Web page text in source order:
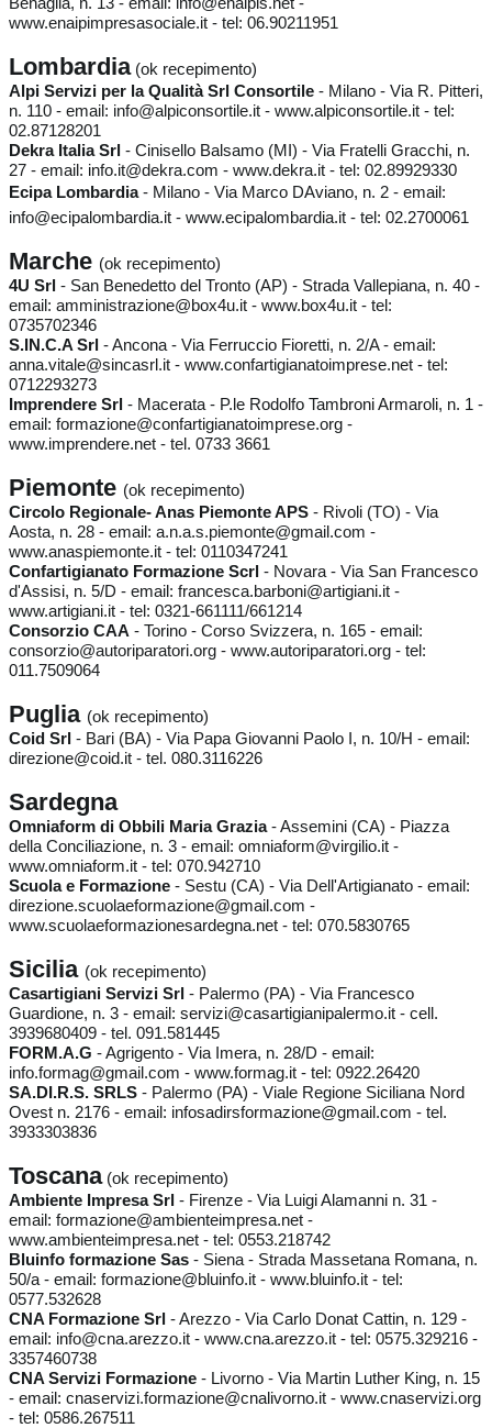
www.enaipimpresasociale.it - tel: 06.90211951
Lombardia(ok recepimento)
Alpi Servizi per la Qualità Srl Consortile - Milano - Via R. Pitteri,
n. 110 - email: info@alpiconsortile.it - www.alpiconsortile.it - tel:
02.87128201
Dekra Italia Srl - Cinisello Balsamo (MI) - Via Fratelli Gracchi, n.
27 - email: info.it@dekra.com - www.dekra.it - tel: 02.89929330
Ecipa Lombardia- Milano - Via Marco DAviano, n. 2 - email:
info@ecipalombardia.it - www.ecipalombardia.it - tel: 02.2700061
Marche (ok recepimento)
4U Srl - San Benedetto del Tronto (AP) - Strada Vallepiana, n. 40 -
email: amministrazione@box4u.it - www.box4u.it - tel:
0735702346
S.IN.C.A Srl - Ancona - Via Ferruccio Fioretti, n. 2/A - email:
anna.vitale@sincasrl.it - www.confartigianatoimprese.net - tel:
0712293273
Imprendere Srl - Macerata - P.le Rodolfo Tambroni Armaroli, n. 1 -
email: formazione@confartigianatoimprese.org -
www.imprendere.net - tel. 0733 3661
Piemonte (ok recepimento)
Circolo Regionale- Anas Piemonte APS - Rivoli (TO) - Via
Aosta, n. 28 - email: a.n.a.s.piemonte@gmail.com -
www.anaspiemonte.it - tel: 0110347241
Confartigianato Formazione Scrl - Novara - Via San Francesco
d'Assisi, n. 5/D - email: francesca.barboni@artigiani.it -
www.artigiani.it - tel: 0321-661111/661214
Consorzio CAA - Torino - Corso Svizzera, n. 165 - email:
consorzio@autoriparatori.org - www.autoriparatori.org - tel:
011.7509064
Puglia (ok recepimento)
Coid Srl - Bari (BA) - Via Papa Giovanni Paolo I, n. 10/H - email:
direzione@coid.it - tel. 080.3116226
Sardegna
Omniaform di Obbili Maria Grazia- Assemini (CA) - Piazza
della Conciliazione, n. 3 - email: omniaform@virgilio.it -
www.omniaform.it - tel: 070.942710
Scuola e Formazione - Sestu (CA) - Via Dell'Artigianato - email:
direzione.scuolaeformazione@gmail.com -
www.scuolaeformazionesardegna.net - tel: 070.5830765
Sicilia (ok recepimento)
Casartigiani Servizi Srl - Palermo (PA) - Via Francesco
Guardione, n. 3 - email: servizi@casartigianipalermo.it - cell.
3939680409 - tel. 091.581445
FORM.A.G - Agrigento - Via Imera, n. 28/D - email:
info.formag@gmail.com - www.formag.it - tel: 0922.26420
SA.DI.R.S. SRLS - Palermo (PA) - Viale Regione Siciliana Nord
Ovest n. 2176 - email: infosadirsformazione@gmail.com - tel.
3933303836
Toscana(ok recepimento)
Ambiente Impresa Srl - Firenze - Via Luigi Alamanni n. 31 -
email: formazione@ambienteimpresa.net -
www.ambienteimpresa.net - tel: 0553.218742
Bluinfo formazione Sas - Siena - Strada Massetana Romana, n.
50/a - email: formazione@bluinfo.it - www.bluinfo.it - tel:
0577.532628
CNA Formazione Srl - Arezzo - Via Carlo Donat Cattin, n. 129 -
email: info@cna.arezzo.it - www.cna.arezzo.it - tel: 0575.329216 -
3357460738
CNA Servizi Formazione - Livorno - Via Martin Luther King, n. 15
- email: cnaservizi.formazione@cnalivorno.it - www.cnaservizi.org
- tel: 0586.267511